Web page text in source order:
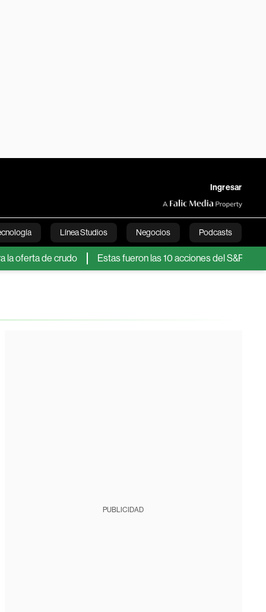
Ingresar
Línea Studios Negocios Podcasts
English
de crudo Estas fueron las 10 acciones del S&P 500 que
PUBLICIDAD